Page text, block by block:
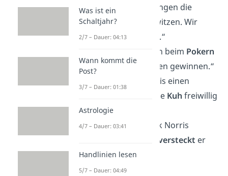
Himmel
schaut, fangen die
Wolken an zu schwitzen. Wir
nennen das Regen.“
„Chuck Norris kann beim Pokern
mit Pokémon-Karten gewinnen.“
„Wenn Chuck Norris einen
Burger will, läuft die Kuh freiwillig
auf den Grill.“
„Der Yeti hat Chuck Norris
versteckt er
sich.“
Was ist ein
Schaltjahr?
2/7 – Dauer: 04:13
Wann kommt die
Post?
3/7 – Dauer: 01:38
Astrologie
4/7 – Dauer: 03:41
Handlinien lesen
5/7 – Dauer: 04:49